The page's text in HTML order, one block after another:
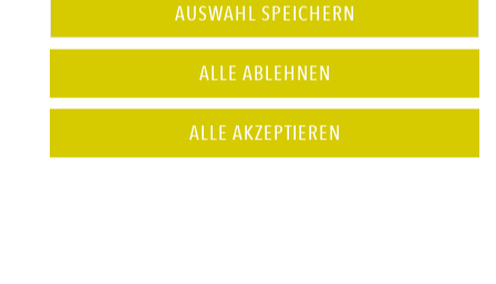
AUSWAHL SPEICHERN
ALLE ABLEHNEN
ALLE AKZEPTIEREN
MERLOT ROSSO 0,75L